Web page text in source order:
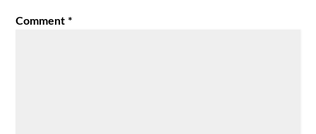
Comment *